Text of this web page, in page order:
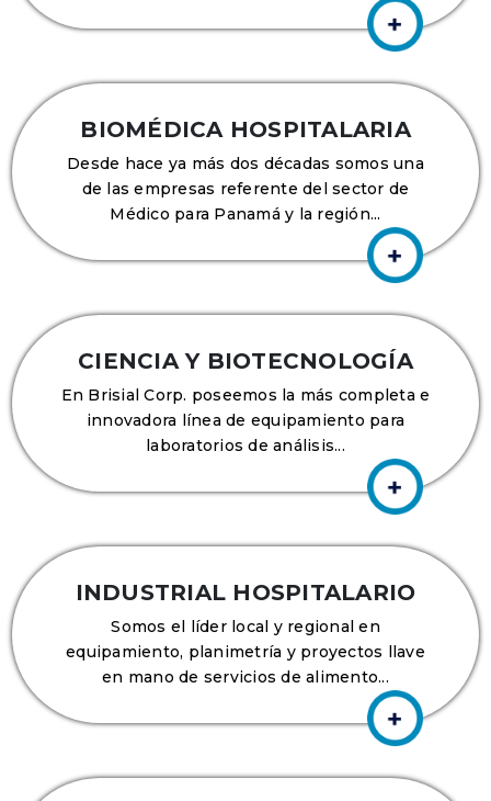
BIOMÉDICA HOSPITALARIA
Desde hace ya más dos décadas somos una
de las empresas referente del sector de
Médico para Panamá y la región...
CIENCIA Y BIOTECNOLOGÍA
En Brisial Corp. poseemos la más completa e
innovadora línea de equipamiento para
laboratorios de análisis...
INDUSTRIAL HOSPITALARIO
Somos el líder local y regional en
equipamiento, planimetría y proyectos llave
en mano de servicios de alimento...